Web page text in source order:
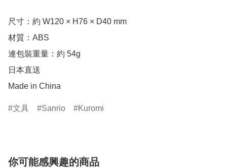
尺寸：約 W120 × H76 × D40 mm
材質：ABS
連包裝重量：約 54g
日本直送
Made in China
文具 Sanrio Kuromi
你可能感興趣的商品